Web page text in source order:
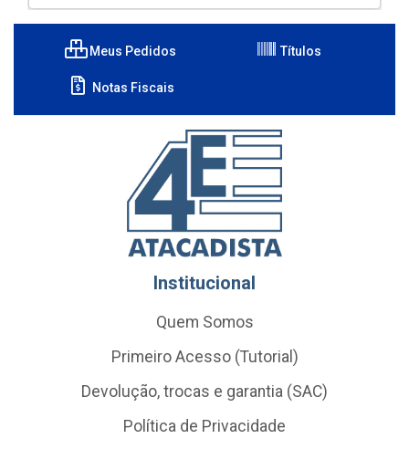
Meus Pedidos Títulos
Notas Fiscais
Institucional
Quem Somos
Primeiro Acesso (Tutorial)
Devolução, trocas e garantia (SAC)
Política de Privacidade